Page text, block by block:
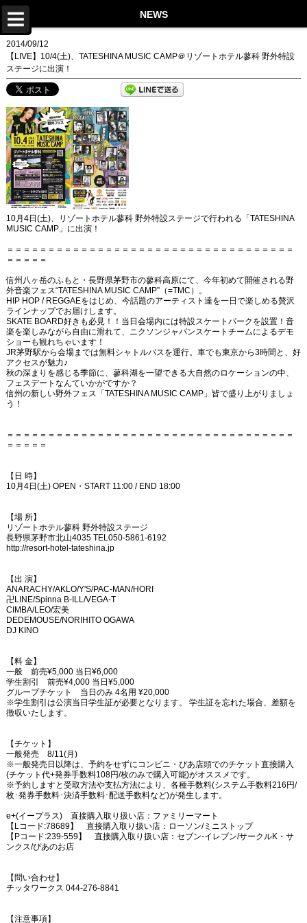
NEWS
2014/09/12
【LIVE】10/4(土)、TATESHINA MUSIC CAMP＠リゾートホテル蓼科 野外特設
ステージに出演！
10月4日(土)、リゾートホテル蓼科 野外特設ステージで行われる「TATESHINA
MUSIC CAMP」に出演！
＝＝＝＝＝＝＝＝＝＝＝＝＝＝＝＝＝＝＝＝＝＝＝＝＝＝＝＝＝＝＝＝＝＝＝
＝＝＝＝＝
信州八ヶ岳のふもと・長野県茅野市の蓼科高原にて、今年初めて開催される野
外音楽フェス“TATESHINA MUSIC CAMP”（=TMC）。
HIP HOP / REGGAEをはじめ、今話題のアーティスト達を一日で楽しめる贅沢
ラインナップでお届けします。
SKATE BOARD好きも必見！！当日会場内には特設スケートパークを設置！音
楽を楽しみながら自由に滑れて、ニクソンジャパンスケートチームによるデモ
ショーも観れちゃいます！
JR茅野駅から会場までは無料シャトルバスを運行。車でも東京から3時間と、好
アクセスが魅力♪
秋の深まりを感じる季節に、蓼科湖を一望できる大自然のロケーションの中、
フェスデートなんていかがですか？
信州の新しい野外フェス「TATESHINA MUSIC CAMP」皆で盛り上がりましょ
う！
＝＝＝＝＝＝＝＝＝＝＝＝＝＝＝＝＝＝＝＝＝＝＝＝＝＝＝＝＝＝＝＝＝＝＝
＝＝＝＝＝
【日 時】
10月4日(土) OPEN・START 11:00 / END 18:00
【場 所】
リゾートホテル蓼科 野外特設ステージ
長野県茅野市北山4035 TEL050-5861-6192
http://resort-hotel-tateshina.jp
【出 演】
ANARACHY/AKLO/Y'S/PAC-MAN/HORI
卍LINE/Spinna B-ILL/VEGA-T
CIMBA/LEO/宏美
DEDEMOUSE/NORIHITO OGAWA
DJ KINO
【料 金】
一般 前売¥5,000 当日¥6,000
学生割引 前売¥4,000 当日¥5,000
グループチケット 当日のみ 4名用 ¥20,000
※学生割引は公演当日学生証が必要となります。 学生証を忘れた場合、差額を
徴収いたします。
【チケット】
一般発売 8/11(月)
※一般発売日以降は、予約をせずにコンビニ・ぴあ店頭でのチケット直接購入
(チケット代+発券手数料108円/枚のみで購入可能)がオススメです。
※予約しますと受取方法や支払方法により、各種手数料(システム手数料216円/
枚･発券手数料･決済手数料･配送手数料など)が発生します。
e+(イープラス) 直接購入取り扱い店：ファミリーマート
【Lコード:78689】 直接購入取り扱い店：ローソン/ミニストップ
【Pコード:239-559】 直接購入取り扱い店：セブン‐イレブン/サークルK・サ
ンクス/ぴあのお店
【問い合わせ】
チッタワークス 044-276-8841
【注意事項】
NEWS
LIVE
DISCOGRAPHY
VIDEO
PROFILE
STORE
Twitter
Instagram
LINE
Facebook
YouTube